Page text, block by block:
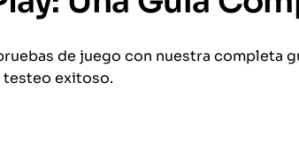
de juego con nuestra completa
testeo exitoso.